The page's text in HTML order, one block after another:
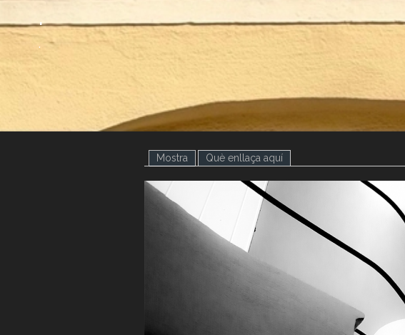
.
.
Mostra (pestanya activa)
Què enllaça aquí